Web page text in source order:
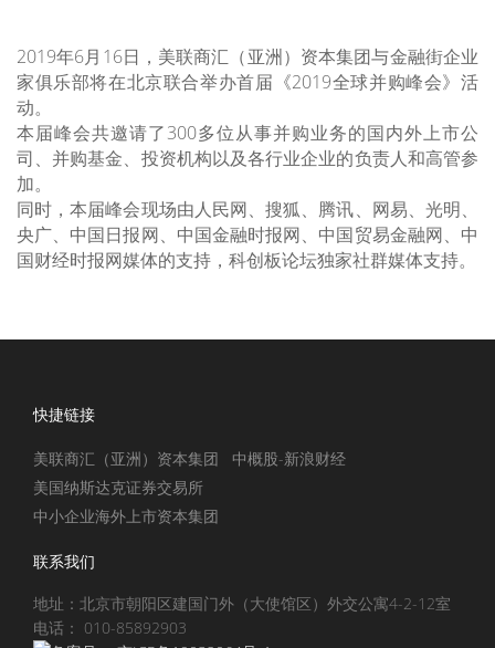
2019年6月16日，美联商汇（亚洲）资本集团与金融街企业
家俱乐部将在北京联合举办首届《2019全球并购峰会》活
动。
本届峰会共邀请了300多位从事并购业务的国内外上市公
司、并购基金、投资机构以及各行业企业的负责人和高管参
加。
同时，本届峰会现场由人民网、搜狐、腾讯、网易、光明、
央广、中国日报网、中国金融时报网、中国贸易金融网、中
国财经时报网媒体的支持，科创板论坛独家社群媒体支持。
快捷链接
美联商汇（亚洲）资本集团
中概股-新浪财经
美国纳斯达克证券交易所
中小企业海外上市资本集团
联系我们
地址：北京市朝阳区建国门外（大使馆区）外交公寓4-2-12室
电话： 010-85892903